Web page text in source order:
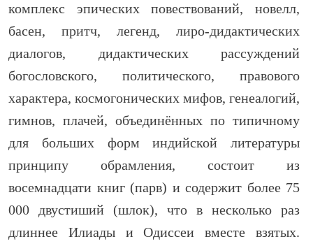
комплекс эпических повествований, новелл,
басен, притч, легенд, лиро-дидактических
диалогов, дидактических рассуждений
богословского, политического, правового
характера, космогонических мифов, генеалогий,
гимнов, плачей, объединённых по типичному
для больших форм индийской литературы
принципу обрамления, состоит из
восемнадцати книг (парв) и содержит более 75
000 двустиший (шлок), что в несколько раз
длиннее Илиады и Одиссеи вместе взятых.